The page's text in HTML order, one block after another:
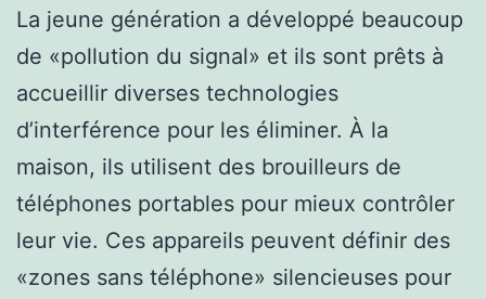
La jeune génération a développé beaucoup
de «pollution du signal» et ils sont prêts à
accueillir diverses technologies
d’interférence pour les éliminer. À la
maison, ils utilisent des brouilleurs de
téléphones portables pour mieux contrôler
leur vie. Ces appareils peuvent définir des
«zones sans téléphone» silencieuses pour